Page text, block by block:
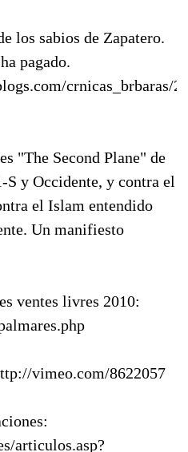
los sabios de Zapatero.
pagado.
crnicas_brbaras/
"The Second Plane" de
y Occidente, y contra el
el Islam entendido
Un manifiesto
ventes livres 2010:
vimeo.com/8622057
articulos.asp?